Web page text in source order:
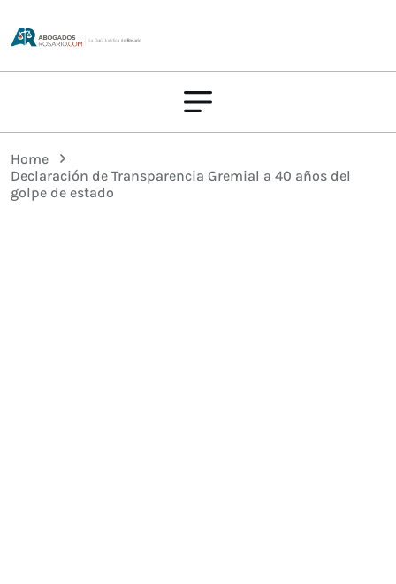
Home
Declaración de Transparencia Gremial a 40 años del
golpe de estado